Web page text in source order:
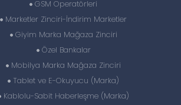
GSM Operatörleri
Marketler Zinciri-İndirim Marketler
Giyim Marka Mağaza Zinciri
Özel Bankalar
Mobilya Marka Mağaza Zinciri
Tablet ve E-Okuyucu (Marka)
Kablolu-Sabit Haberleşme (Marka)